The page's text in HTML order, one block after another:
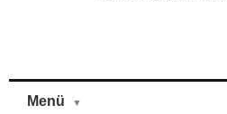
Menü